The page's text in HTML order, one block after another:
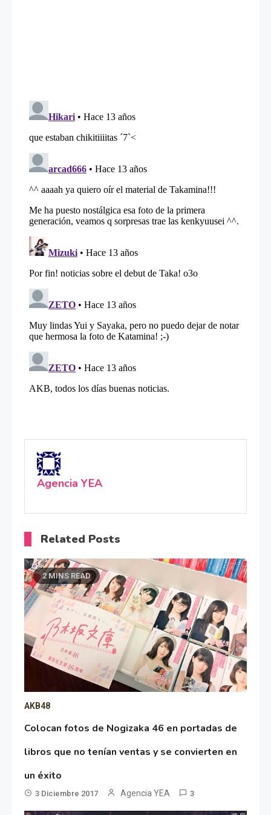
Agencia YEA
Related Posts
2 MINS READ
AKB48
Colocan fotos de Nogizaka 46 en portadas de
libros que no tenían ventas y se convierten en
un éxito
3 Diciembre 2017 Agencia YEA 3